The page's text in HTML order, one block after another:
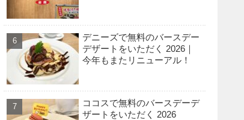
デニーズで無料のバースデー
デザートをいただく 2026｜
今年もまたリニューアル！
ココスで無料のバースデーデ
ザートをいただく 2026